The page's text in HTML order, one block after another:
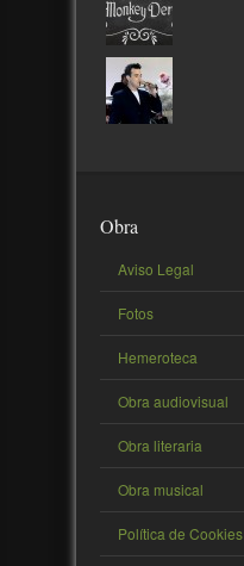
Obra
Aviso Legal
Fotos
Hemeroteca
Obra audiovisual
Obra literaria
Obra musical
Política de Cookies